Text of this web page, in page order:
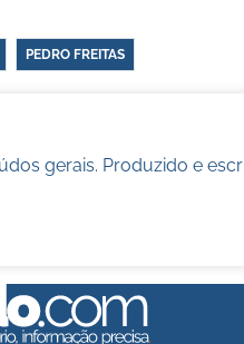
PEDRO FREITAS
gerais. Produzido e